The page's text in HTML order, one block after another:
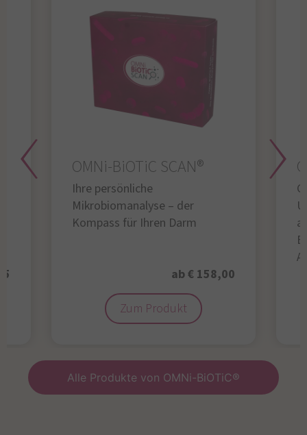
OMNi-BiOTiC SCAN®
Ihre persönliche
Mikrobiomanalyse – der
Kompass für Ihren Darm
ab € 158,00
Zum Produkt
Alle Produkte von OMNi-BiOTiC®